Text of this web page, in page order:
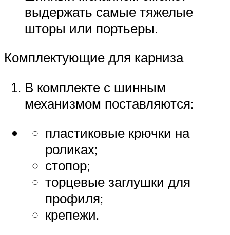
выдержать самые тяжелые
шторы или портьеры.
Комплектующие для карниза
В комплекте с шинным
механизмом поставляются:
пластиковые крючки на
роликах;
стопор;
торцевые заглушки для
профиля;
крепежи.